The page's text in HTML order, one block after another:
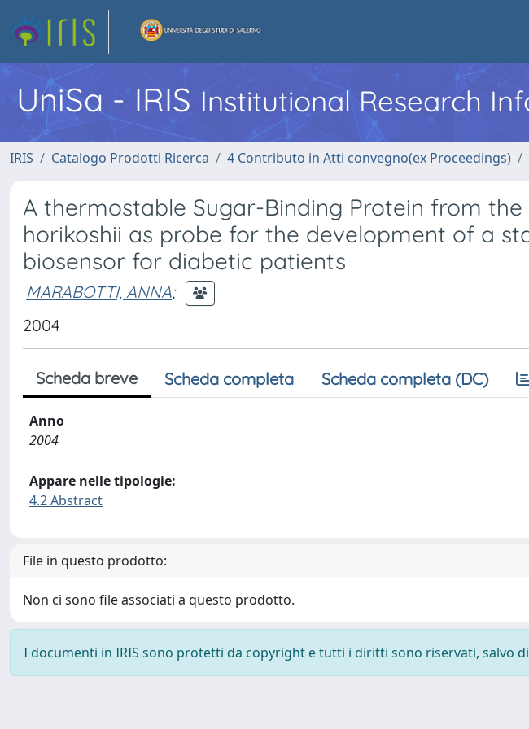
UniSa - IRIS Institutional Research
IRIS Catalogo Prodotti Ricerca 4 Contributo in Atti convegno(ex Proceedings)
A thermostable Sugar-Binding Protein from
horikoshii as probe for the development of a
biosensor for diabetic patients
MARABOTTI, ANNA;
2004
Scheda breve Scheda completa Scheda completa (DC)
Anno
2004
Appare nelle tipologie:
4.2 Abstract
File in questo prodotto:
Non ci sono file associati a questo prodotto.
I documenti in IRIS sono protetti da copyright e tutti i diritti sono riservati, salvo